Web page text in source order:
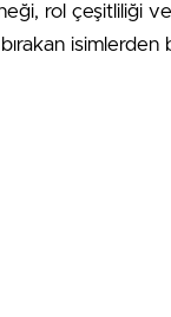
rol çeşitliliği
isimlerden